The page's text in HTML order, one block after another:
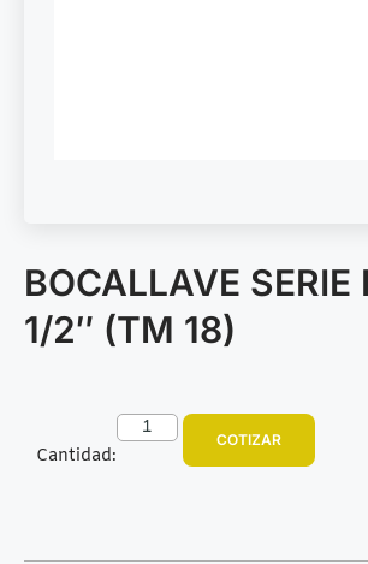
BOCALLAVE SERIE
1/2″ (TM 18)
Cantidad:
COTIZAR